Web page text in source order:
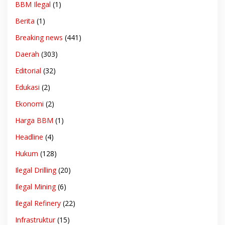
BBM Ilegal (1)
Berita (1)
Breaking news (441)
Daerah (303)
Editorial (32)
Edukasi (2)
Ekonomi (2)
Harga BBM (1)
Headline (4)
Hukum (128)
Ilegal Drilling(20)
Ilegal Mining(6)
Ilegal Refinery (22)
Infrastruktur(15)